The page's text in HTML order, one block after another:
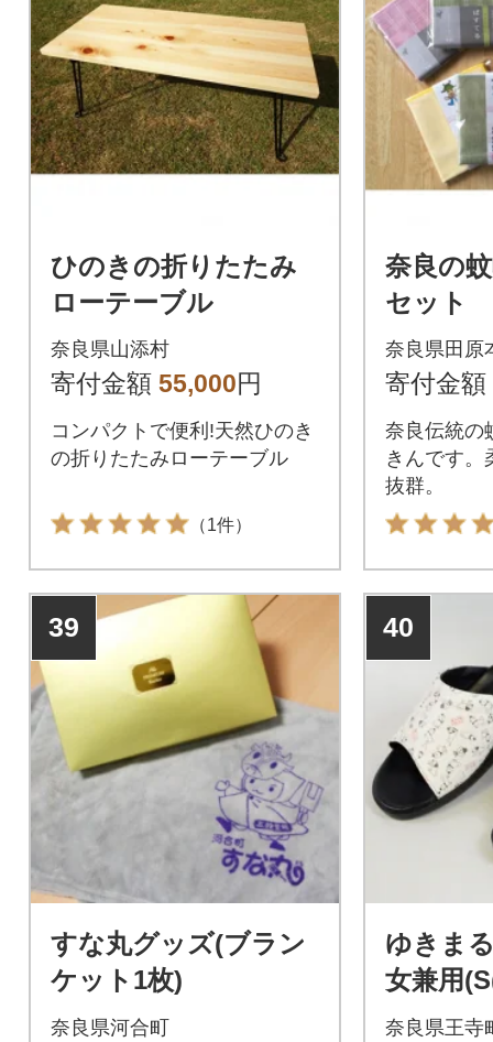
ひのきの折りたたみ
ローテーブル
奈良県山添村
寄付金額 55,000円
コンパクトで便利!天然ひのき
の折りたたみローテーブル
（1件）
奈良の
セット
奈良県田原
寄付金額
奈良伝統の
きんです。
抜群。
39
すな丸グッズ(ブラン
ケット1枚)
奈良県河合町
40
ゆきま
女兼用
m))
奈良県王寺